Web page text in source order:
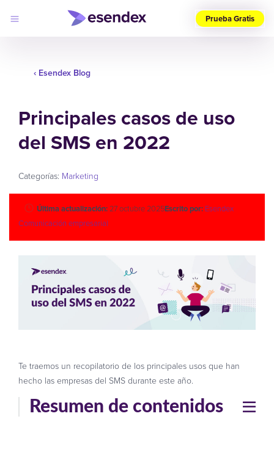
país
Productos
Soluciones
Desarrolladores
Precios
elegirnos
Log
Prueba Gratis
‹ Esendex Blog
Principales casos de uso
del SMS en 2022
Categorías: Marketing
Última actualización:27 octubre 2025Escrito por: Esendex
Comunicación empresarial
Te traemos un recopilatorio de los principales usos que han
hecho las empresas del SMS durante este año.
Resumen de contenidos